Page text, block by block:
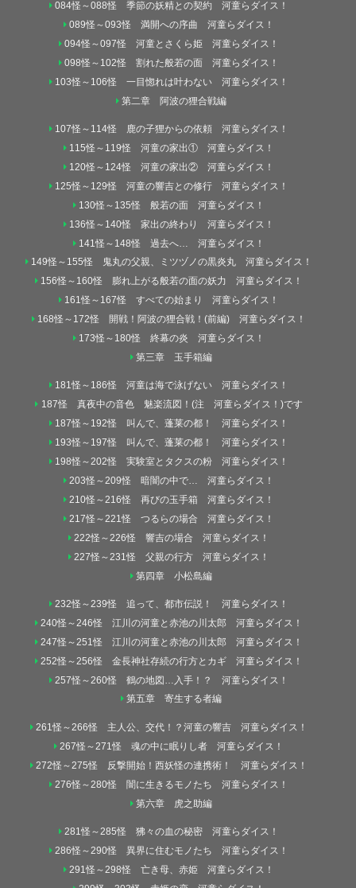
084怪～088怪 季節の妖精との契約 河童らダイス！
089怪～093怪 満開への序曲 河童らダイス！
094怪～097怪 河童とさくら姫 河童らダイス！
098怪～102怪 割れた般若の面 河童らダイス！
103怪～106怪 一目惚れは叶わない 河童らダイス！
第二章 阿波の狸合戦編
107怪～114怪 鹿の子狸からの依頼 河童らダイス！
115怪～119怪 河童の家出① 河童らダイス！
120怪～124怪 河童の家出② 河童らダイス！
125怪～129怪 河童の響吉との修行 河童らダイス！
130怪～135怪 般若の面 河童らダイス！
136怪～140怪 家出の終わり 河童らダイス！
141怪～148怪 過去へ… 河童らダイス！
149怪～155怪 鬼丸の父親、ミツヅノの黒炎丸 河童らダイス！
156怪～160怪 膨れ上がる般若の面の妖力 河童らダイス！
161怪～167怪 すべての始まり 河童らダイス！
168怪～172怪 開戦！阿波の狸合戦！(前編) 河童らダイス！
173怪～180怪 終幕の炎 河童らダイス！
第三章 玉手箱編
181怪～186怪 河童は海で泳げない 河童らダイス！
187怪 真夜中の音色 魅楽流図！(注 河童らダイス！)です
187怪～192怪 叫んで、蓬莱の都！ 河童らダイス！
193怪～197怪 叫んで、蓬莱の都！ 河童らダイス！
198怪～202怪 実験室とタクスの粉 河童らダイス！
203怪～209怪 暗闇の中で… 河童らダイス！
210怪～216怪 再びの玉手箱 河童らダイス！
217怪～221怪 つるらの場合 河童らダイス！
222怪～226怪 響吉の場合 河童らダイス！
227怪～231怪 父親の行方 河童らダイス！
第四章 小松島編
232怪～239怪 追って、都市伝説！ 河童らダイス！
240怪～246怪 江川の河童と赤池の川太郎 河童らダイス！
247怪～251怪 江川の河童と赤池の川太郎 河童らダイス！
252怪～256怪 金長神社存続の行方とカギ 河童らダイス！
257怪～260怪 鶴の地図…入手！？ 河童らダイス！
第五章 寄生する者編
261怪～266怪 主人公、交代！？河童の響吉 河童らダイス！
267怪～271怪 魂の中に眠りし者 河童らダイス！
272怪～275怪 反撃開始！西妖怪の連携術！ 河童らダイス！
276怪～280怪 闇に生きるモノたち 河童らダイス！
第六章 虎之助編
281怪～285怪 狒々の血の秘密 河童らダイス！
286怪～290怪 異界に住むモノたち 河童らダイス！
291怪～298怪 亡き母、赤姫 河童らダイス！